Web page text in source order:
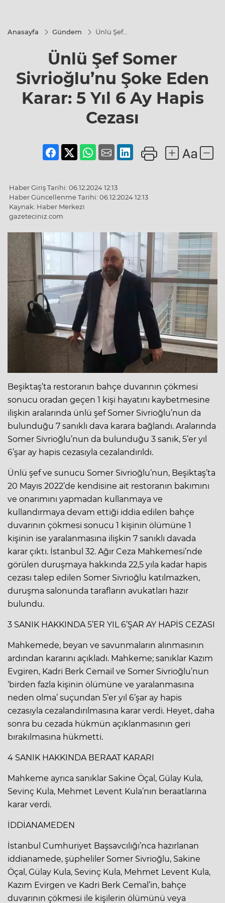
Anasayfa Gündem
Ünlü Şef
Şoke Eden
Karar: 5 Yıl 6
Ay Hapis
Cezası
Ünlü Şef Somer
Sivrioğlu’nu Şoke Eden
Karar: 5 Yıl 6 Ay Hapis
Cezası
Haber Giriş Tarihi: 06.12.2024 12:13
Haber Güncellenme Tarihi: 06.12.2024 12:13
Kaynak: Haber Merkezi
gazeteciniz.com
Beşiktaş’ta restoranın bahçe duvarının çökmesi
sonucu oradan geçen 1 kişi hayatını kaybetmesine
ilişkin aralarında ünlü şef Somer Sivrioğlu’nun da
bulunduğu 7 sanıklı dava karara bağlandı. Aralarında
Somer Sivrioğlu’nun da bulunduğu 3 sanık, 5’er yıl
6’şar ay hapis cezasıyla cezalandırıldı.
Ünlü şef ve sunucu Somer Sivrioğlu’nun, Beşiktaş’ta
20 Mayıs 2022’de kendisine ait restoranın bakımını
ve onarımını yapmadan kullanmaya ve
kullandırmaya devam ettiği iddia edilen bahçe
duvarının çökmesi sonucu 1 kişinin ölümüne 1
kişinin ise yaralanmasına ilişkin 7 sanıklı davada
karar çıktı. İstanbul 32. Ağır Ceza Mahkemesi’nde
görülen duruşmaya hakkında 22,5 yıla kadar hapis
cezası talep edilen Somer Sivrioğlu katılmazken,
duruşma salonunda tarafların avukatları hazır
bulundu.
3 SANIK HAKKINDA 5’ER YIL 6’ŞAR AY HAPİS CEZASI
Mahkemede, beyan ve savunmaların alınmasının
ardından kararını açıkladı. Mahkeme; sanıklar Kazım
Evgiren, Kadri Berk Cemail ve Somer Sivrioğlu’nun
‘birden fazla kişinin ölümüne ve yaralanmasına
neden olma’ suçundan 5’er yıl 6’şar ay hapis
cezasıyla cezalandırılmasına karar verdi. Heyet, daha
sonra bu cezada hükmün açıklanmasının geri
bırakılmasına hükmetti.
4 SANIK HAKKINDA BERAAT KARARI
Mahkeme ayrıca sanıklar Sakine Öçal, Gülay Kula,
Sevinç Kula, Mehmet Levent Kula’nın beraatlarına
karar verdi.
İDDİANAMEDEN
İstanbul Cumhuriyet Başsavcılığı’nca hazırlanan
iddianamede, şüpheliler Somer Sivrioğlu, Sakine
Öçal, Gülay Kula, Sevinç Kula, Mehmet Levent Kula,
Kazım Evirgen ve Kadri Berk Cemal’in, bahçe
duvarının çökmesi ile kişilerin ölümünü veya